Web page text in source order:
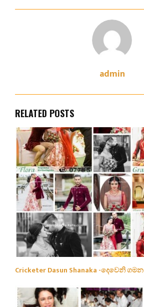
admin
RELATED POSTS
Cricketer Dasun Shanaka -දෙවෙනි ගමන